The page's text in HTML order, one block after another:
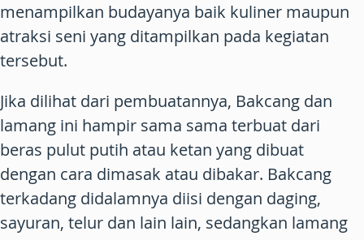
menampilkan budayanya baik kuliner maupun
atraksi seni yang ditampilkan pada kegiatan
tersebut.
Jika dilihat dari pembuatannya, Bakcang dan
lamang ini hampir sama sama terbuat dari
beras pulut putih atau ketan yang dibuat
dengan cara dimasak atau dibakar. Bakcang
terkadang didalamnya diisi dengan daging,
sayuran, telur dan lain lain, sedangkan lamang